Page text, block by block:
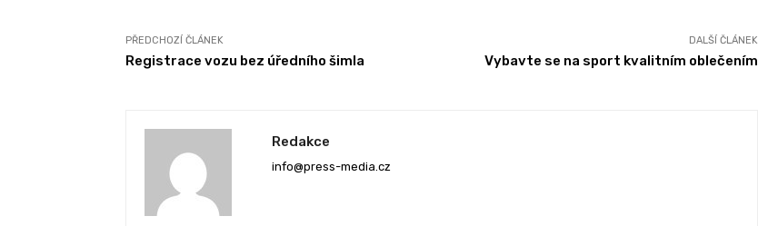
PŘEDCHOZÍ ČLÁNEK
Registrace vozu bez úředního šimla
DALŠÍ ČLÁNEK
Vybavte se na sport kvalitním oblečením
Redakce
info@press-media.cz